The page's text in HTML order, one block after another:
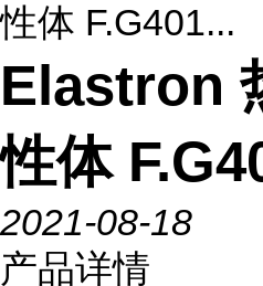
性体 F.G401...
Elastron
性体
2021-08-18
产品详情